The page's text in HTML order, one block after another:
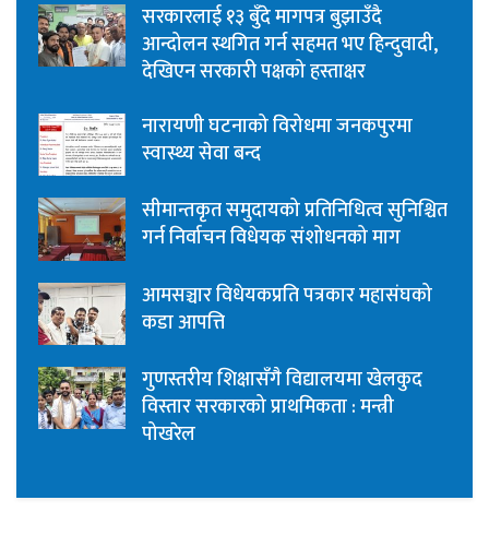
सरकारलाई १३ बुँदे मागपत्र बुझाउँदै
आन्दोलन स्थगित गर्न सहमत भए हिन्दुवादी,
देखिएन सरकारी पक्षको हस्ताक्षर
नारायणी घटनाको विरोधमा जनकपुरमा
स्वास्थ्य सेवा बन्द
सीमान्तकृत समुदायको प्रतिनिधित्व सुनिश्चित
गर्न निर्वाचन विधेयक संशोधनको माग
आमसञ्चार विधेयकप्रति पत्रकार महासंघको
कडा आपत्ति
गुणस्तरीय शिक्षासँगै विद्यालयमा खेलकुद
विस्तार सरकारको प्राथमिकता : मन्त्री
पोखरेल